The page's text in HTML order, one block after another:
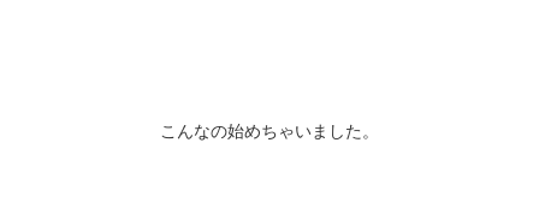
こんなの始めちゃいました。